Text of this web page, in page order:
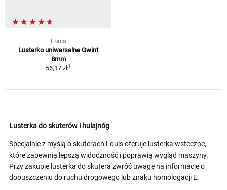
Louis
Lusterko uniwersalne Gwint
8mm
56,17 zł1
Lusterka do skuterów i hulajnóg
Specjalnie z myślą o skuterach Louis oferuje lusterka wsteczne,
które zapewnią lepszą widoczność i poprawią wygląd maszyny.
Przy zakupie lusterka do skutera zwróć uwagę na informacje o
dopuszczeniu do ruchu drogowego lub znaku homologacji E.